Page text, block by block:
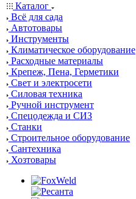
Каталог
Всё для сада
Автотовары
Инструменты
Климатическое оборудование
Расходные материалы
Крепеж, Пена, Герметики
Свет и электросети
Силовая техника
Ручной инструмент
Спецодежда и СИЗ
Станки
Строительное оборудование
Сантехника
Хозтовары